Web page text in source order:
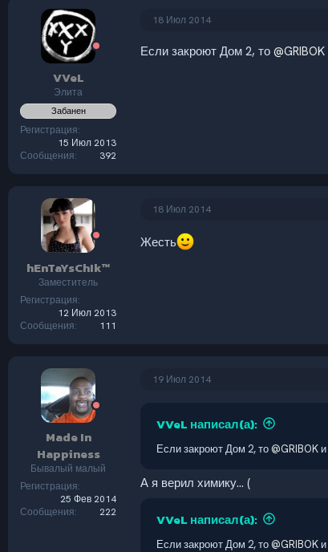
VVeL
Элита
Забанен
Регистрация
15 Июл 2013
Сообщения
392
18 Июл 2014
Если закроют Дом 2, то @GRIBOK
hEnTaYsChIk™
Заместитель
Регистрация
12 Июл 2013
Сообщения
111
18 Июл 2014
Жесть
Made In
Happiness
Бывалый малый
Регистрация
25 Фев 2014
Сообщения
222
19 Июл 2014
VVeL написал(а):
Если закроют Дом 2, то@GRIBOK и
А я верил химику... (
VVeL написал(а):
Если закроют Дом 2, то@GRIBOK и